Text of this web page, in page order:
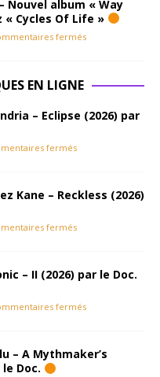
Nouvel album « Way
« Cycles Of Life »
fermés
EN LIGNE
– Eclipse (2026) par
fermés
Kane – Reckless (2026)
fermés
– II (2026) par le Doc.
fermés
– A Mythmaker’s
Doc.